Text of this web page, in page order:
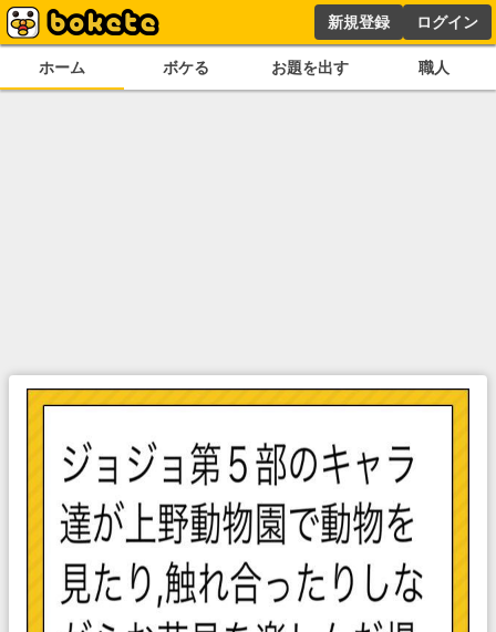
新規登録 ログイン
ホーム ボケる お題を出す 職人